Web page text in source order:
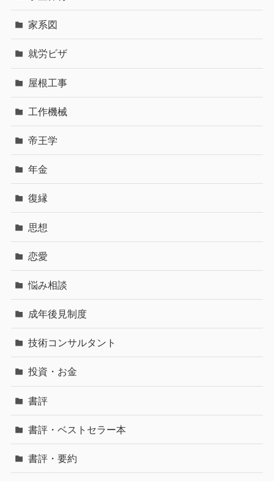
家系図
就労ビザ
屋根工事
工作機械
帝王学
年金
復縁
思想
恋愛
悩み相談
成年後見制度
技術コンサルタント
投資・お金
書評
書評・ベストセラー本
書評・要約